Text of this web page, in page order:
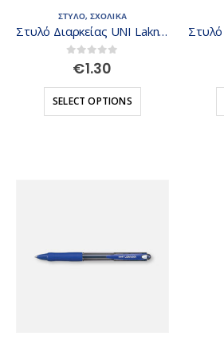
ΣΤΥΛΟ, ΣΧΟΛΙΚΑ
Στυλό Διαρκείας UNI Laknock SN-100 0.5 mm
out of 5
€1.30
SELECT OPTIONS